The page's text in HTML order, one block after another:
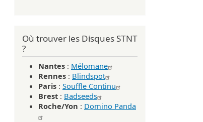
Où trouver les Disques STNT
?
Nantes : Mélomane
Rennes : Blindspot
Paris : Souffle Continu
Brest : Badseeds
Roche/Yon : Domino Panda